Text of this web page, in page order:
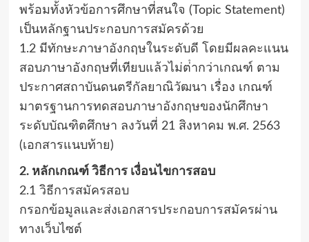
พร้อมทั้งหัวข้อการศึกษาที่สนใจ (Topic Statement)
เป็นหลักฐานประกอบการสมัครด้วย
1.2 มีทักษะภาษาอังกฤษในระดับดี โดยมีผลคะแนน
สอบภาษาอังกฤษที่เทียบแล้วไม่ต่ํากว่าเกณฑ์ ตาม
ประกาศสถาบันดนตรีกัลยาณิวัฒนา เรื่อง เกณฑ์
มาตรฐานการทดสอบภาษาอังกฤษของนักศึกษา
ระดับบัณฑิตศึกษา ลงวันที่ 21 สิงหาคม พ.ศ. 2563
(เอกสารแนบท้าย)
2. หลักเกณฑ์ วิธีการ เงื่อนไขการสอบ
2.1 วิธีการสมัครสอบ
กรอกข้อมูลและส่งเอกสารประกอบการสมัครผ่าน
ทางเว็บไซต์